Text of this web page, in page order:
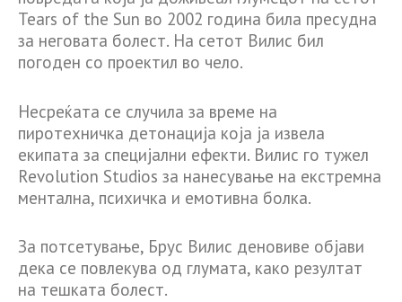
Tears of the Sun во 2002 година била пресудна
за неговата болест. На сетот Вилис бил
погоден со проектил во чело.
Несреќата се случила за време на
пиротехничка детонација која ја извела
екипата за специјални ефекти. Вилис го тужел
Revolution Studios за нанесување на екстремна
ментална, психичка и емотивна болка.
За потсетување, Брус Вилис деновиве објави
дека се повлекува од глумата, како резултат
на тешката болест.